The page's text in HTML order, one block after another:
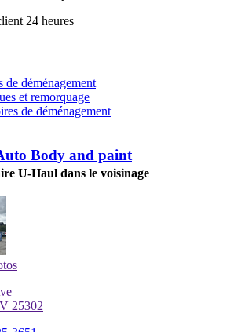
24 heures
de déménagement
et remorquage
de déménagement
Body and paint
U-Haul dans le voisinage
25302